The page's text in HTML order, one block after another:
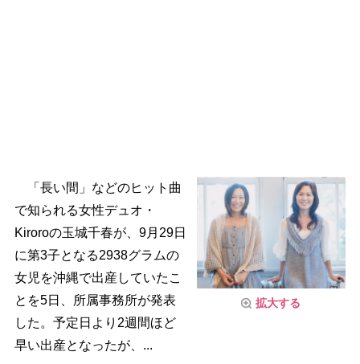
拡大する
「長い間」などのヒット曲
で知られる女性デュオ・
Kiroroの玉城千春が、9月29日
に第3子となる2938グラムの
女児を沖縄で出産していたこ
とを5日、所属事務所が発表
した。予定日より2週間ほど
早い出産となったが、...